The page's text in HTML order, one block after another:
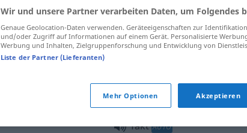
einzelner
Takt AUTO
Wir und unsere Partner verarbeiten Daten, um Folgendes
Genaue Geolocation-Daten verwenden. Geräteeigenschaften zur
und/oder Zugriff auf Informationen auf einem Gerät. Personalisierte
Werbung und Inhalten, Zielgruppenforschung und Entwicklung von
Liste der Partner (Lieferanten)
Mehr Optionen Akzeptieren